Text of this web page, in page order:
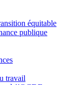
équitable
publique
travail